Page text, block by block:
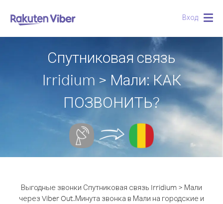
Вход
Спутниковая связь
Irridium > Мали: КАК
ПОЗВОНИТЬ?
Выгодные звонки Спутниковая связь Irridium > Мали
через Viber Out.Минута звонка в Мали на городские и